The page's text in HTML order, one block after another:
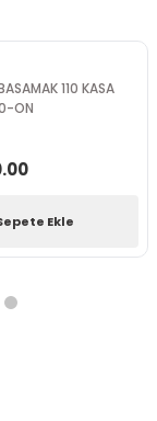
110 KASA
ON
Ekle